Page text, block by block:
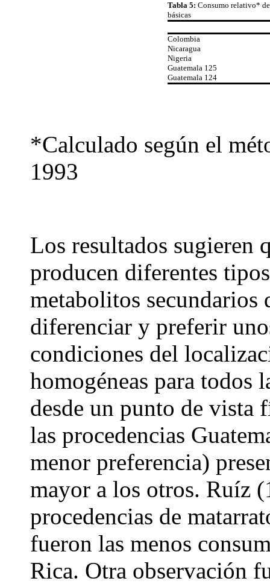
Tabla 5: Consumo relativo* de
básicas
Colombia
Nicaragua
Nigeria
Guatemala 125
Guatemala 124
*Calculado según el
1993
Los resultados sugieren
producen diferentes
metabolitos
diferenciar y preferir
condiciones del
homogéneas para todos
desde un punto de vista
las procedencias
menor preferencia)
mayor a los otros. Ruíz
procedencias de
fueron las menos
Rica. Otra observación